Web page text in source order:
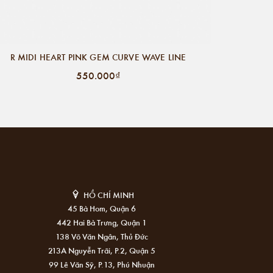
R MIDI HEART PINK GEM CURVE WAVE LINE
550.000₫
HỒ CHÍ MINH
45 Bà Hom, Quận 6
442 Hai Bà Trưng, Quận 1
138 Võ Văn Ngân, Thủ Đức
213A Nguyễn Trãi, P.2, Quận 5
99 Lê Văn Sỹ, P.13, Phú Nhuận